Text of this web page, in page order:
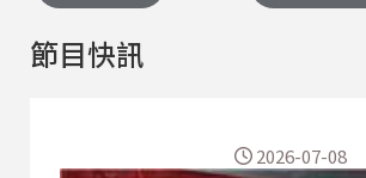
節目快訊
2026-07-08